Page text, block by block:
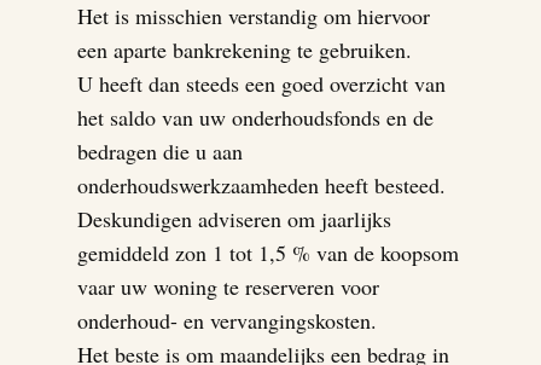
Het is misschien verstandig om hiervoor
een aparte bankrekening te gebruiken.
U heeft dan steeds een goed overzicht van
het saldo van uw onderhoudsfonds en de
bedragen die u aan
onderhoudswerkzaamheden heeft besteed.
Deskundigen adviseren om jaarlijks
gemiddeld zon 1 tot 1,5 % van de koopsom
vaar uw woning te reserveren voor
onderhoud- en vervangingskosten.
Het beste is om maandelijks een bedrag in